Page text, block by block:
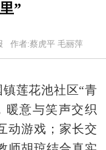
”
作者:蔡虎平 毛丽萍
莲花池社区“青
暖意与笑声交织
游戏；家长交